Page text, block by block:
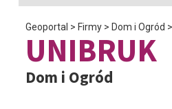
Geoportal > Firmy > Dom i Ogród >
UNIBRUK
Dom i Ogród